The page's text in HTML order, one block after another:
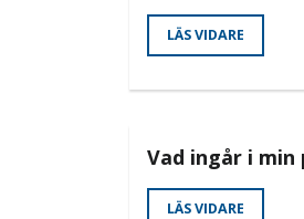
LÄS VIDARE
Vad ingår i
LÄS VIDARE